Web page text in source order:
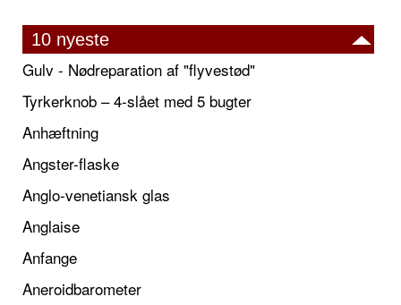
10 nyeste
Gulv - Nødreparation af "flyvestød"
Tyrkerknob – 4-slået med 5 bugter
Anhæftning
Angster-flaske
Anglo-venetiansk glas
Anglaise
Anfange
Aneroidbarometer